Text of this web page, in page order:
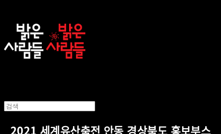
2021 세계유산축전 안동 경상북도 홍보부스